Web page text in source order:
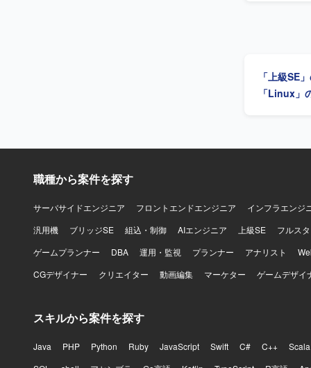
システム
査・設計
「上級SE
「Linux」
職種から案件を探す
サーバサイドエンジニア フロントエンドエンジニア
インフラエンジ
汎用機
ブリッジSE 組込・制御 AIエンジニア 上級SE
フルス
ゲームプランナー
DBA 運用・監視 プランナー アナリスト
CGデザイナー
クリエイター 動画編集 マーケター ゲームデザイ
スキルから案件を探す
Java PHP Python Ruby JavaScript Swift C# C++
Scala